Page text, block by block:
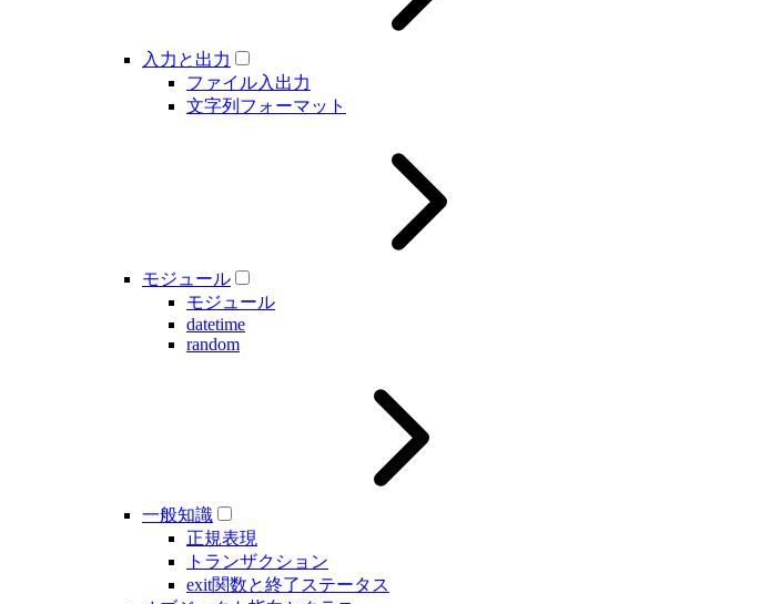
入力と出力
ファイル入出力
文字列フォーマット
モジュール
モジュール
datetime
random
一般知識
正規表現
トランザクション
exit関数と終了ステータス